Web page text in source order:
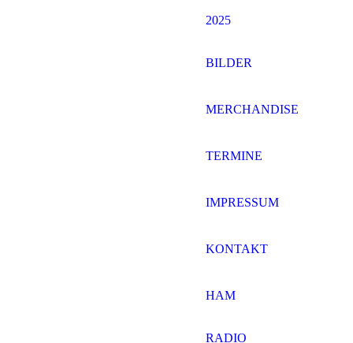
2025
BILDER
MERCHANDISE
TERMINE
IMPRESSUM
KONTAKT
HAM
RADIO